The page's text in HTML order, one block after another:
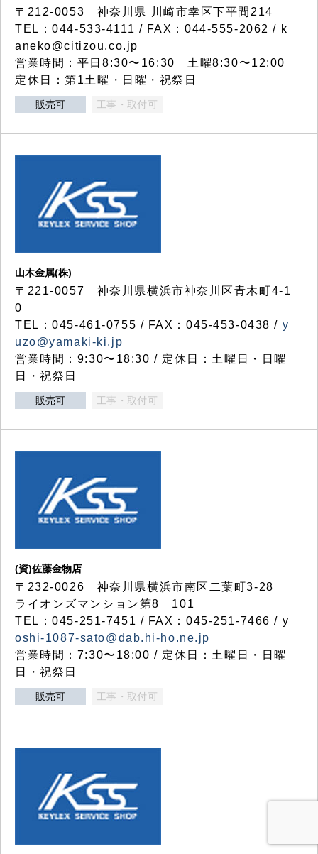
〒212-0053 神奈川県 川崎市幸区下平間214
TEL：044-533-4111 / FAX：044-555-2062 / k
aneko@citizou.co.jp
営業時間：平日8:30〜16:30 土曜8:30〜12:00
定休日：第1土曜・日曜・祝祭日
販売可 工事・取付可
山木金属(株)
〒221-0057 神奈川県横浜市神奈川区青木町4-1
0
TEL：045-461-0755 / FAX：045-453-0438 / y
uzo@yamaki-ki.jp
営業時間：9:30〜18:30 / 定休日：土曜日・日曜
日・祝祭日
販売可 工事・取付可
(資)佐藤金物店
〒232-0026 神奈川県横浜市南区二葉町3-28
ライオンズマンション第8 101
TEL：045-251-7451 / FAX：045-251-7466 / y
oshi-1087-sato@dab.hi-ho.ne.jp
営業時間：7:30〜18:00 / 定休日：土曜日・日曜
日・祝祭日
販売可 工事・取付可